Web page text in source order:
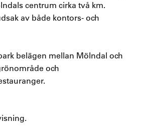
centrum cirka två km.
av både kontors- och
belägen mellan Mölndal och
och